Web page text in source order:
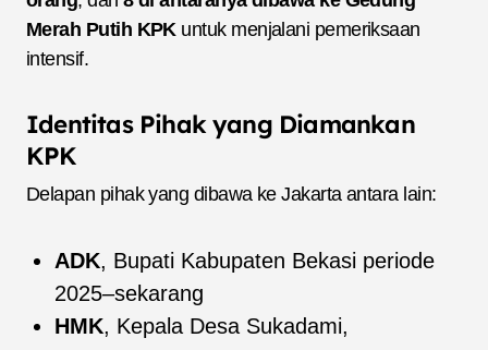
Merah Putih KPKuntuk menjalani pemeriksaan
intensif.
Identitas Pihak yang Diamankan
KPK
Delapan pihak yang dibawa ke Jakarta antara lain:
ADK, Bupati Kabupaten Bekasi periode
2025–sekarang
HMK, Kepala Desa Sukadami,